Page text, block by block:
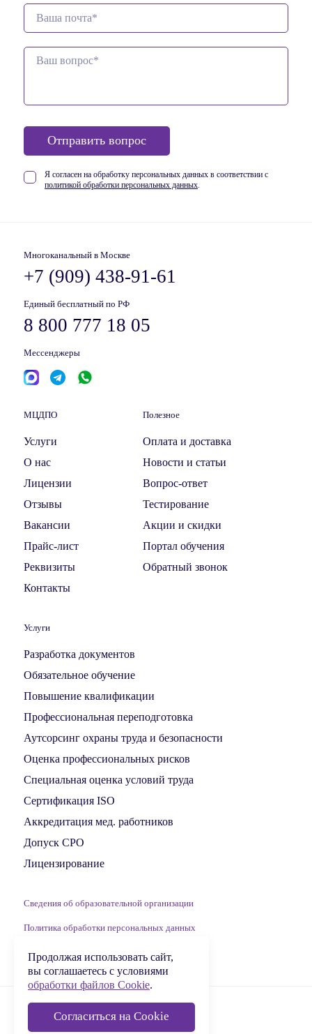
Отправить вопрос
Я согласен на обработку персональных данных в соответствии с
политикой обработки персональных данных.
Многоканальный в Москве
+7 (909) 438-91-61
Единый бесплатный по РФ
8 800 777 18 05
Мессенджеры
МЦДПО
Услуги
О нас
Лицензии
Отзывы
Вакансии
Прайс-лист
Реквизиты
Контакты
Полезное
Оплата и доставка
Новости и статьи
Вопрос-ответ
Тестирование
Акции и скидки
Портал обучения
Обратный звонок
Услуги
Разработка документов
Обязательное обучение
Повышение квалификации
Профессиональная переподготовка
Аутсорсинг охраны труда и безопасности
Оценка профессиональных рисков
Специальная оценка условий труда
Сертификация ISO
Аккредитация мед. работников
Допуск СРО
Лицензирование
Сведения об образовательной организации
Политика обработки персональных данных
Обработка файлов Cookie
© 2009-2026 ООО «МЦДПО»
Продолжая использовать сайт,
вы соглашаетесь с условиями
обработки файлов Cookie.
Согласиться на Cookie